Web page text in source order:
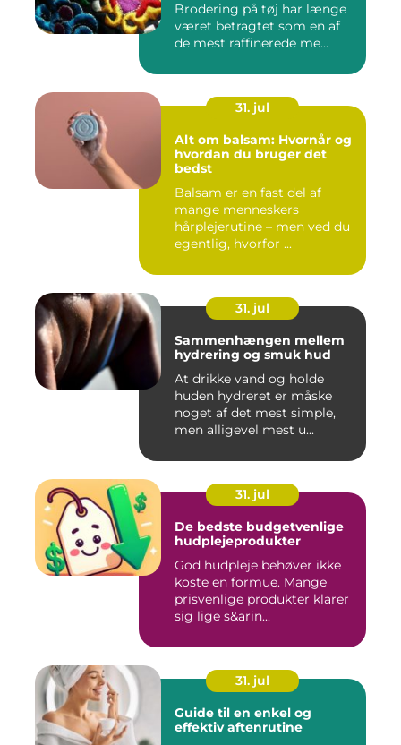
Brodering på tøj har længe
været betragtet som en af
de mest raffinerede me...
31. jul
Alt om balsam: Hvornår og
hvordan du bruger det
bedst
Balsam er en fast del af
mange menneskers
hårplejerutine – men ved du
egentlig, hvorfor ...
31. jul
Sammenhængen mellem
hydrering og smuk hud
At drikke vand og holde
huden hydreret er måske
noget af det mest simple,
men alligevel mest u...
31. jul
De bedste budgetvenlige
hudplejeprodukter
God hudpleje behøver ikke
koste en formue. Mange
prisvenlige produkter klarer
sig lige s&arin...
31. jul
Guide til en enkel og
effektiv aftenrutine